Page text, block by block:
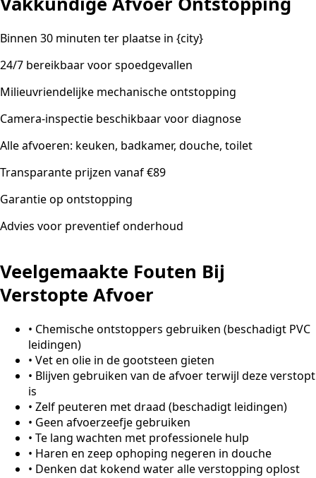
Binnen 30 minuten ter plaatse in {city}
24/7 bereikbaar voor spoedgevallen
Milieuvriendelijke mechanische ontstopping
Camera-inspectie beschikbaar voor diagnose
Alle afvoeren: keuken, badkamer, douche, toilet
Transparante prijzen vanaf €89
Garantie op ontstopping
Advies voor preventief onderhoud
Veelgemaakte Fouten Bij
Verstopte Afvoer
• Chemische ontstoppers gebruiken (beschadigt PVC
leidingen)
• Vet en olie in de gootsteen gieten
• Blijven gebruiken van de afvoer terwijl deze verstopt
is
• Zelf peuteren met draad (beschadigt leidingen)
• Geen afvoerzeefje gebruiken
• Te lang wachten met professionele hulp
• Haren en zeep ophoping negeren in douche
• Denken dat kokend water alle verstopping oplost